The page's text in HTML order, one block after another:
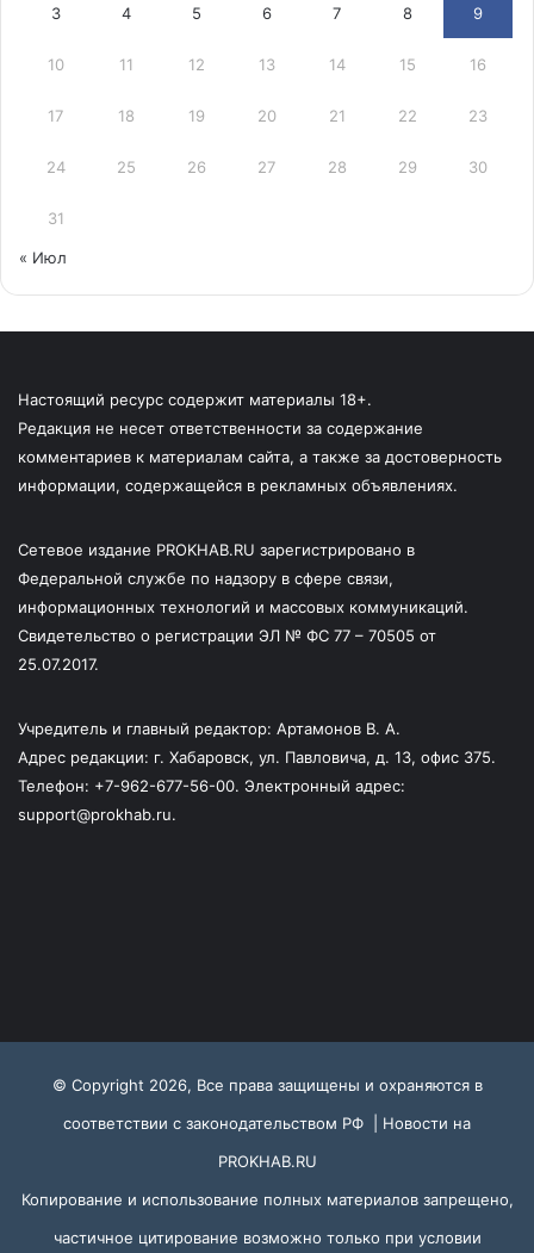
3 4 5 6 7 8 9
10 11 12 13 14 15 16
17 18 19 20 21 22 23
24 25 26 27 28 29 30
31
« Июл
Настоящий ресурс содержит материалы 18+.
Редакция не несет ответственности за содержание
комментариев к материалам сайта, а также за достоверность
информации, содержащейся в рекламных объявлениях.
Сетевое издание PROKHAB.RU зарегистрировано в
Федеральной службе по надзору в сфере связи,
информационных технологий и массовых коммуникаций.
Свидетельство о регистрации ЭЛ № ФС 77 – 70505 от
25.07.2017.
Учредитель и главный редактор: Артамонов В. А.
Адрес редакции: г. Хабаровск, ул. Павловича, д. 13, офис 375.
Телефон: +7-962-677-56-00. Электронный адрес:
support@prokhab.ru.
© Copyright 2026, Все права защищены и охраняются в
соответствии с законодательством РФ | Новости на
PROKHAB.RU
Копирование и использование полных материалов запрещено,
частичное цитирование возможно только при условии